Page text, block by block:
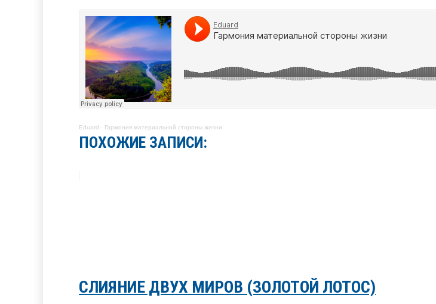
Eduard · Гармония материальной стороны жизни
ПОХОЖИЕ ЗАПИСИ:
СЛИЯНИЕ ДВУХ МИРОВ (ЗОЛОТОЙ ЛОТОС)